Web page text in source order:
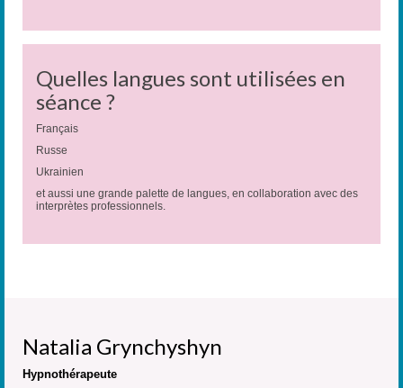
Quelles langues sont utilisées en
séance ?
Français
Russe
Ukrainien
et aussi une grande palette de langues, en collaboration avec des
interprètes professionnels.
Natalia Grynchyshyn
Hypnothérapeute